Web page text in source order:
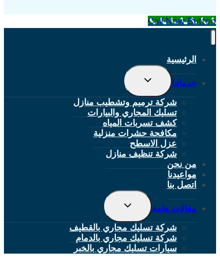
Call Now Button
الرئيسية
خدماتنا
تبديل
القائمة
شركة ترميم وتشطيب منازل
تسليك المجاري والبيارات
كشف تسربات المياه
مكافحة حشرات منزلية
عزل الاسطح
شركة تنظيف منازل
من نحن
مواعيدنا
اتصل بنا
مقالات هامة
تبديل
القائمة
شركة تسليك مجاري بالقطيف
شركة تسليك مجاري بالدمام
سيارات تسليك مجاري بالخبر